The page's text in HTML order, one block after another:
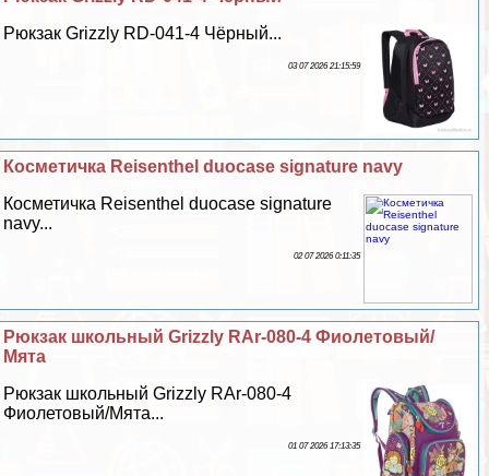
Рюкзак Grizzly RD-041-4 Чёрный...
03 07 2026 21:15:59
Косметичка Reisenthel duocase signature navy
Косметичка Reisenthel duocase signature
navy...
02 07 2026 0:11:35
Рюкзак школьный Grizzly RAr-080-4 Фиолетовый/
Мята
Рюкзак школьный Grizzly RAr-080-4
Фиолетовый/Мята...
01 07 2026 17:13:35